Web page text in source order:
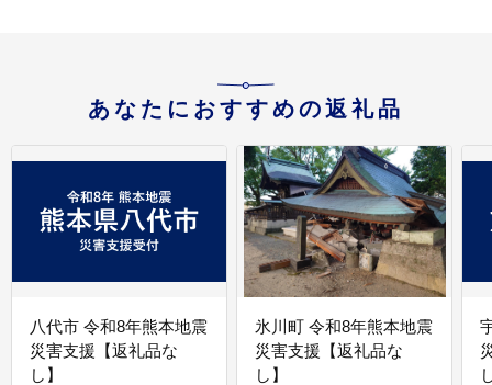
あなたにおすすめの返礼品
八代市 令和8年熊本地震
災害支援【返礼品な
し】
氷川町 令和8年熊本地震
災害支援【返礼品な
し】